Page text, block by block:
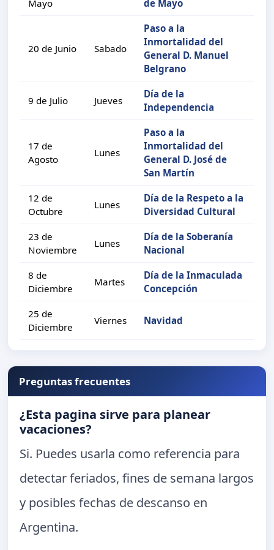
Mayo
de Mayo
20 de Junio Sabado
Paso a la
Inmortalidad del
General D. Manuel
Belgrano
9 de Julio Jueves
Día de la
Independencia
17 de
Agosto
Lunes
Paso a la
Inmortalidad del
General D. José de
San Martín
12 de
Octubre
Lunes
Día de la Respeto a la
Diversidad Cultural
23 de
Noviembre
Lunes
Día de la Soberanía
Nacional
8 de
Diciembre
Martes
Día de la Inmaculada
Concepción
25 de
Diciembre
Viernes Navidad
Preguntas frecuentes
¿Esta pagina sirve para planear
vacaciones?
Si. Puedes usarla como referencia para
detectar feriados, fines de semana largos
y posibles fechas de descanso en
Argentina.